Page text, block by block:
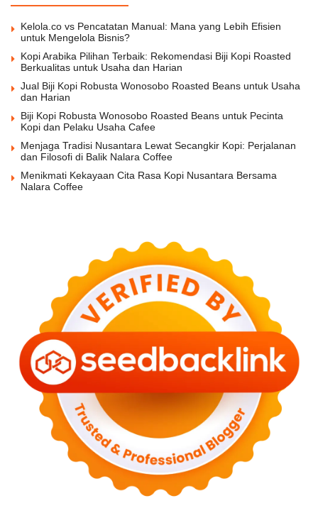
Kelola.co vs Pencatatan Manual: Mana yang Lebih Efisien
untuk Mengelola Bisnis?
Kopi Arabika Pilihan Terbaik: Rekomendasi Biji Kopi Roasted
Berkualitas untuk Usaha dan Harian
Jual Biji Kopi Robusta Wonosobo Roasted Beans untuk Usaha
dan Harian
Biji Kopi Robusta Wonosobo Roasted Beans untuk Pecinta
Kopi dan Pelaku Usaha Cafee
Menjaga Tradisi Nusantara Lewat Secangkir Kopi: Perjalanan
dan Filosofi di Balik Nalara Coffee
Menikmati Kekayaan Cita Rasa Kopi Nusantara Bersama
Nalara Coffee